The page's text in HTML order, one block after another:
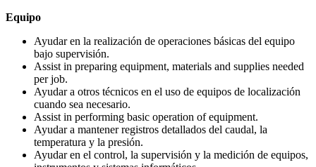
Equipo
Ayudar en la realización de operaciones básicas del equipo
bajo supervisión.
Assist in preparing equipment, materials and supplies needed
per job.
Ayudar a otros técnicos en el uso de equipos de localización
cuando sea necesario.
Assist in performing basic operation of equipment.
Ayudar a mantener registros detallados del caudal, la
temperatura y la presión.
Ayudar en el control, la supervisión y la medición de equipos,